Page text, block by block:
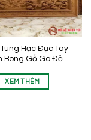
Hạc Đục Tay
Bong Gỗ Gõ Đỏ
XEM THÊM